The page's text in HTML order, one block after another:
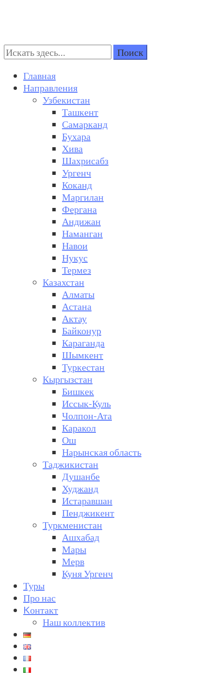
Turkestan Travel
Discover Central Asia
Поиск:
Главная
Направления
Узбекистан
Ташкент
Самарканд
Бухара
Хива
Шахрисабз
Ургенч
Коканд
Маргилан
Фергана
Андижан
Наманган
Навои
Нукус
Термез
Казахстан
Алматы
Астана
Актау
Байконур
Караганда
Шымкент
Туркестан
Кыргызстан
Бишкек
Иссык-Куль
Чолпон-Ата
Каракол
Ош
Нарынская область
Таджикистан
Душанбе
Худжанд
Истаравшан
Пенджикент
Туркменистан
Ашхабад
Мары
Мерв
Куня Ургенч
Туры
Про нас
Kонтакт
Наш коллектив